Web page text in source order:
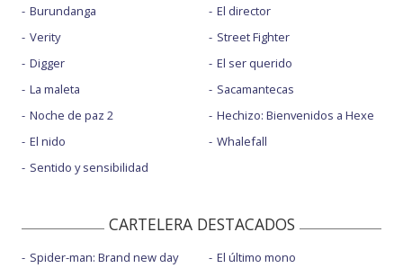
Burundanga
Verity
Digger
La maleta
Noche de paz 2
El nido
Sentido y sensibilidad
El director
Street Fighter
El ser querido
Sacamantecas
Hechizo: Bienvenidos a Hexe
Whalefall
CARTELERA DESTACADOS
Spider-man: Brand new day
El último mono